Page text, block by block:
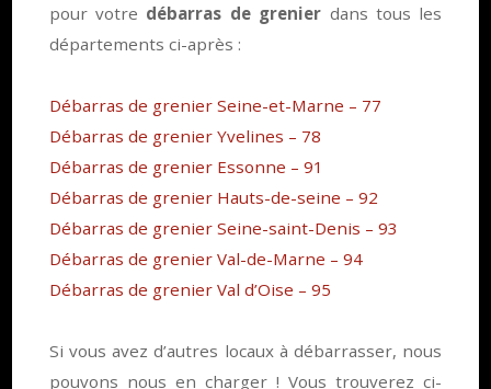
pour votre débarras de grenier dans tous les
départements ci-après :
Débarras de grenier Seine-et-Marne – 77
Débarras de grenier Yvelines – 78
Débarras de grenier Essonne – 91
Débarras de grenier Hauts-de-seine – 92
Débarras de grenier Seine-saint-Denis – 93
Débarras de grenier Val-de-Marne – 94
Débarras de grenier Val d’Oise – 95
Si vous avez d’autres locaux à débarrasser, nous
pouvons nous en charger ! Vous trouverez ci-